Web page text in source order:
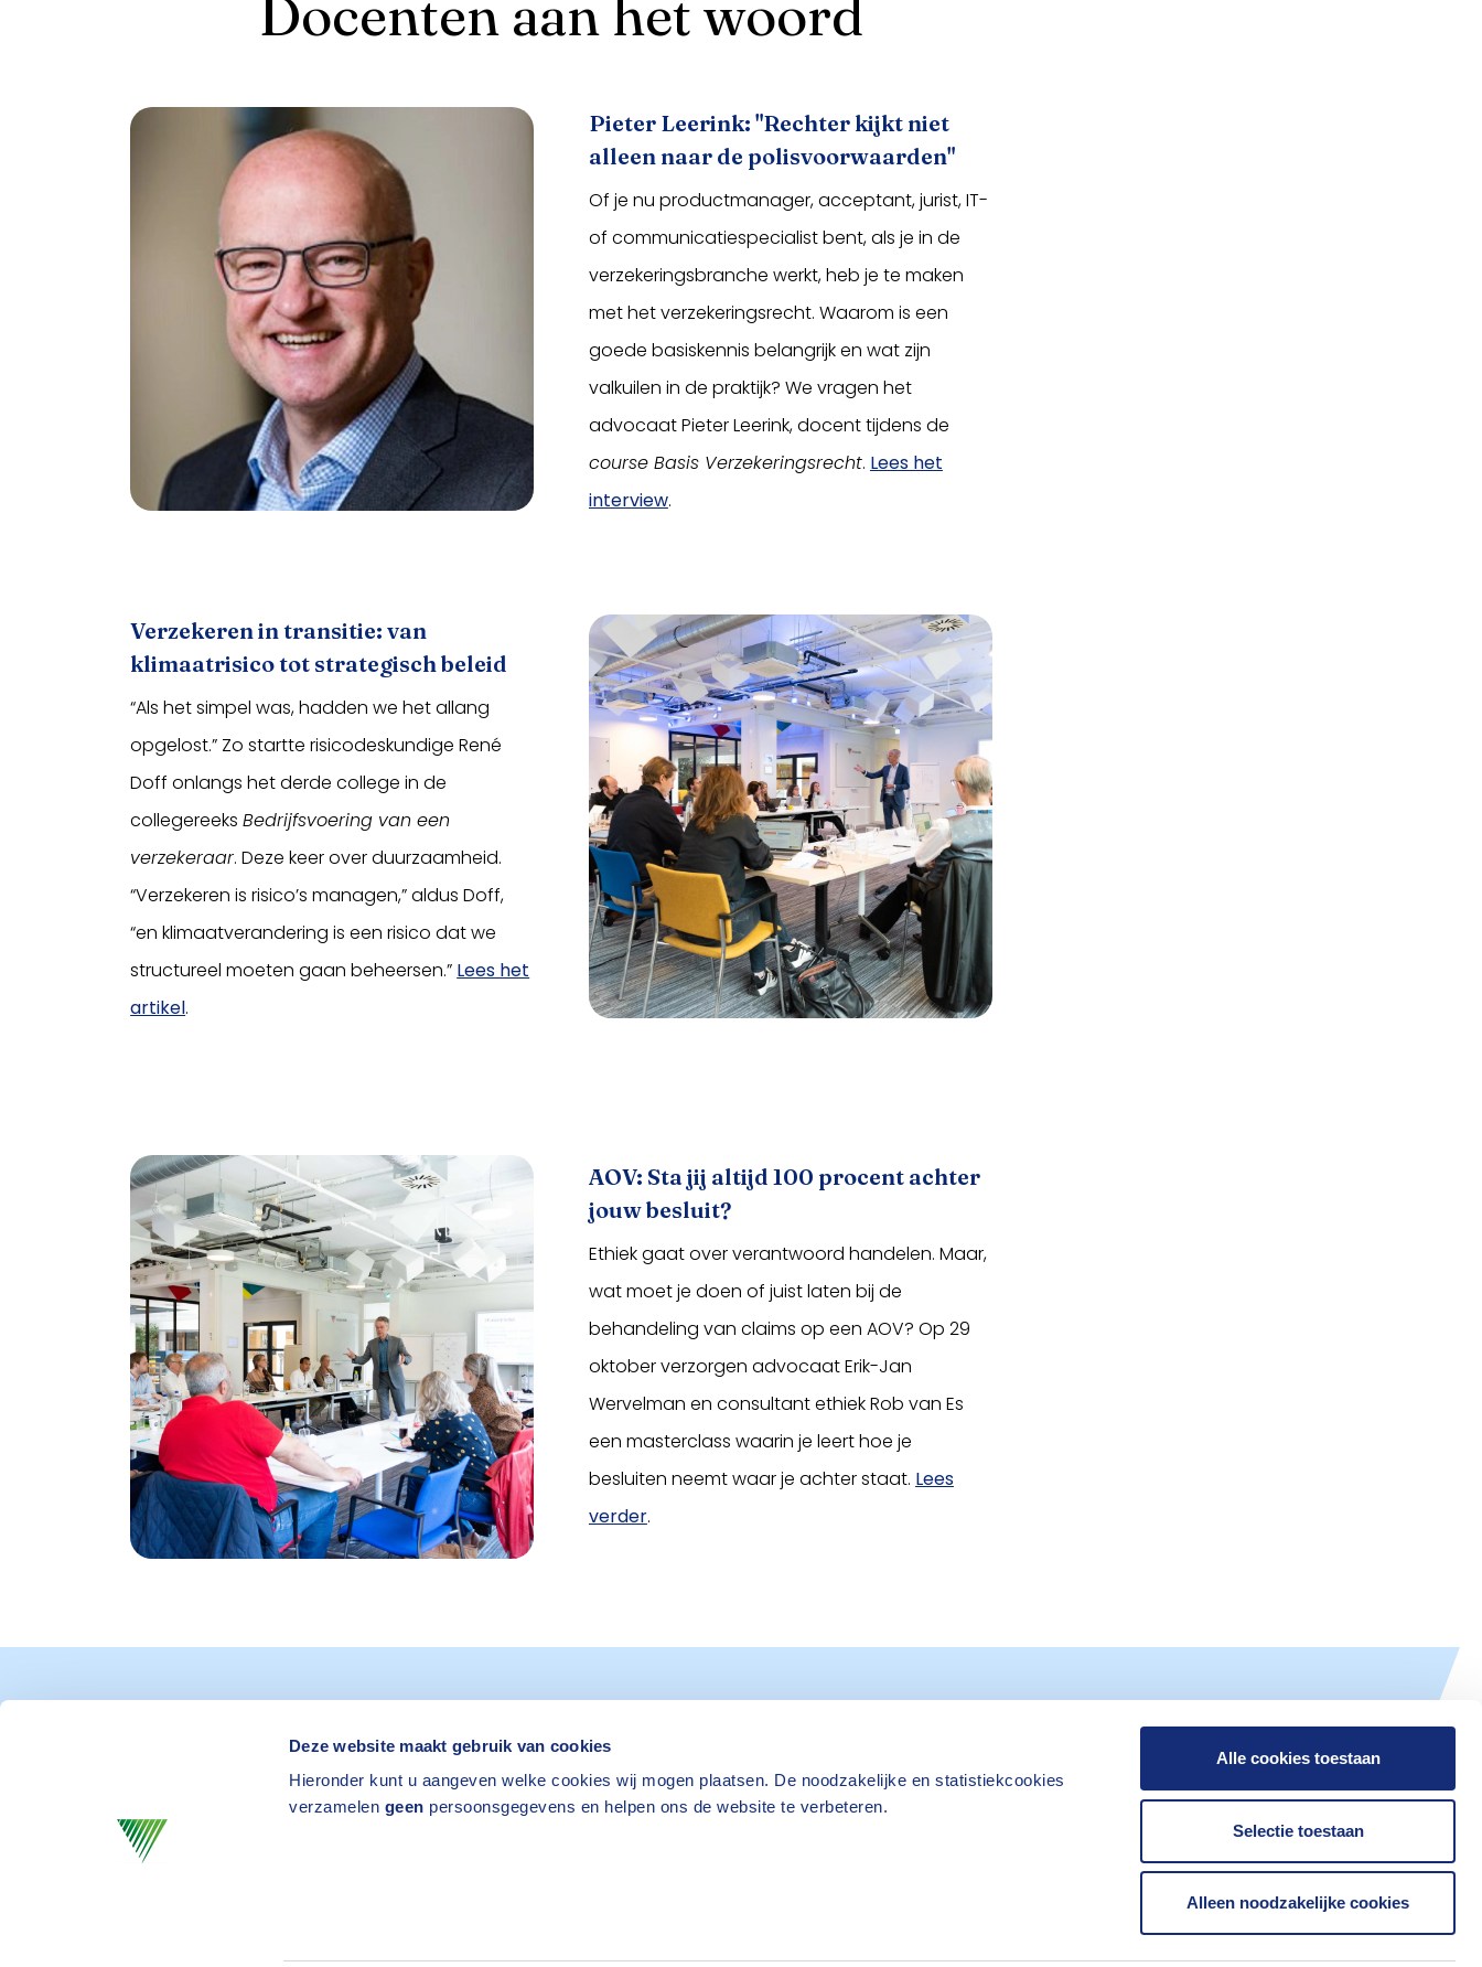
Deze website maakt gebruik van cookies
Hieronder kunt u aangeven welke cookies wij mogen plaatsen. De noodzakelijke en statistiekcookies
verzamelen geen persoonsgegevens en helpen ons de website te verbeteren.
Alle cookies toestaan
Selectie toestaan
Alleen noodzakelijke cookies
Docenten aan het woord
Pieter Leerink: "Rechter kijkt niet
alleen naar de polisvoorwaarden"
Of je nu productmanager, acceptant, jurist, IT-
of communicatiespecialist bent, als je in de
verzekeringsbranche werkt, heb je te maken
met het verzekeringsrecht. Waarom is een
goede basiskennis belangrijk en wat zijn
valkuilen in de praktijk? We vragen het
advocaat Pieter Leerink, docent tijdens de
course Basis Verzekeringsrecht. Lees het
interview.
Verzekeren in transitie: van
klimaatrisico tot strategisch beleid
“Als het simpel was, hadden we het allang
opgelost.” Zo startte risicodeskundige René
Doff onlangs het derde college in de
collegereeksBedrijfsvoering van een
verzekeraar. Deze keer over duurzaamheid.
“Verzekeren is risico’s managen,” aldus Doff,
“en klimaatverandering is een risico dat we
structureel moeten gaan beheersen.” Lees het
artikel.
AOV: Sta jij altijd 100 procent achter
jouw besluit?
Ethiek gaat over verantwoord handelen. Maar,
wat moet je doen of juist laten bij de
behandeling van claims op een AOV? Op 29
oktober verzorgen advocaat Erik-Jan
Wervelman en consultant ethiek Rob van Es
een masterclass waarin je leert hoe je
besluiten neemt waar je achter staat. Lees
verder.
Blijf op de hoogte: schrijf je in
voor de Academy-nieuwsbrief
Nieuwsbrief aanvragen